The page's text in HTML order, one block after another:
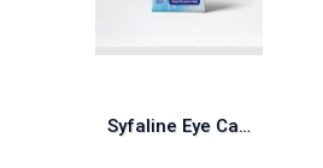
Syfaline Eye Care Solution 360ml